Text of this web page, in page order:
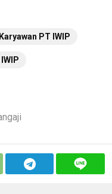
Karyawan PT IWIP